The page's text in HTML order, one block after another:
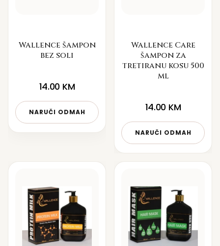
Wallence šampon
bez soli
14.00 KM
NARUČI ODMAH
Wallence Care
šampon za
tretiranu kosu 500
ml
14.00 KM
NARUČI ODMAH